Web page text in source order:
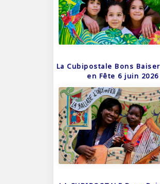
La Cubipostale Bons
en Fête 6 juin 2026